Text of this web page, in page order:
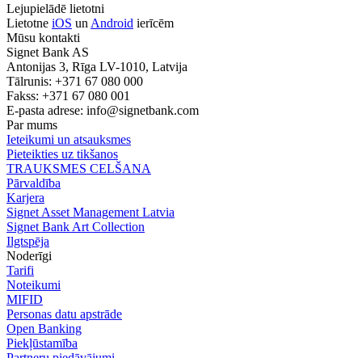
Lejupielādē lietotni
Lietotne iOS un Android ierīcēm
Mūsu kontakti
Signet Bank AS
Antonijas 3, Rīga LV-1010, Latvija
Tālrunis: +371 67 080 000
Fakss: +371 67 080 001
E-pasta adrese: info@signetbank.com
Par mums
Ieteikumi un atsauksmes
Pieteikties uz tikšanos
TRAUKSMES CELŠANA
Pārvaldība
Karjera
Signet Asset Management Latvia
Signet Bank Art Collection
Ilgtspēja
Noderīgi
Tarifi
Noteikumi
MIFID
Personas datu apstrāde
Open Banking
Piekļūstamība